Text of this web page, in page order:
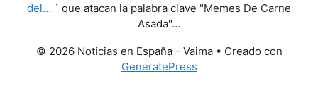
del… ` que atacan la palabra clave "Memes De Carne
Asada"…
© 2026 Noticias en España - Vaima• Creado con
GeneratePress